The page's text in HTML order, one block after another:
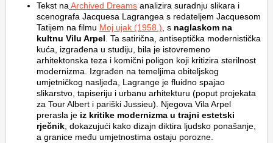
Tekst naArchived Dreams analizira suradnju slikara i
scenografa Jacquesa Lagrangea s redateljem Jacquesom
Tatijem na filmu Moj ujak (1958.), s naglaskom na
kultnu Vilu Arpel. Ta satirična, antiseptička modernistička
kuća, izgrađena u studiju, bila je istovremeno
arhitektonska teza i komični poligon koji kritizira sterilnost
modernizma. Izgrađen na temeljima obiteljskog
umjetničkog nasljeđa, Lagrange je fluidno spajao
slikarstvo, tapiseriju i urbanu arhitekturu (poput projekata
za Tour Albert i pariški Jussieu). Njegova Vila Arpel
prerasla je iz kritike modernizma u trajni estetski
rječnik, dokazujući kako dizajn diktira ljudsko ponašanje,
a granice među umjetnostima ostaju porozne.